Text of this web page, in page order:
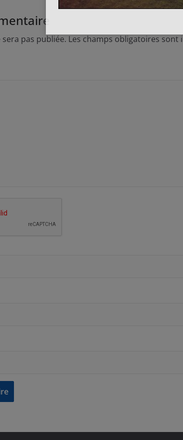
pas publiée. Les champs obligatoires sont